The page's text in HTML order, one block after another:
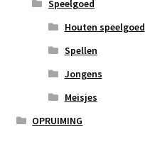
Speelgoed
Houten speelgoed
Spellen
Jongens
Meisjes
OPRUIMING